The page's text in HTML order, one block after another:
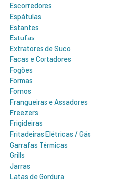
Escorredores
Espátulas
Estantes
Estufas
Extratores de Suco
Facas e Cortadores
Fogões
Formas
Fornos
Frangueiras e Assadores
Freezers
Frigideiras
Fritadeiras Elétricas / Gás
Garrafas Térmicas
Grills
Jarras
Latas de Gordura